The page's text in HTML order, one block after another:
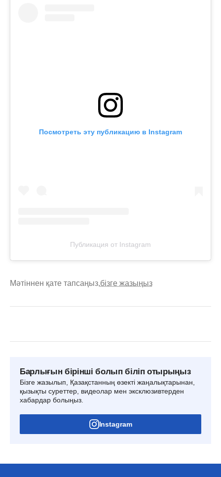
Посмотреть эту публикацию в Instagram
Публикация от Instagram
Мәтіннен қате тапсаңыз,бізге жазыңыз
Барлығын бірінші болып біліп отырыңыз
Бізге жазылып, Қазақстанның өзекті жаңалықтарынан,
қызықты суреттер, видеолар мен эксклюзивтерден
хабардар болыңыз.
Instagram